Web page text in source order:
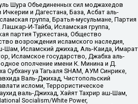
Шура Объединенных сил моджахедов
и Дагестана, База, Асбат аль-
группа, Братья-мусульмане, Партия
И-Тайба, Исламская группа,
партия Туркестана, Общество
возрождения исламского наследия,
Шам, Исламский джихад, Аль-Каида, Имарат
Исламское государство, Джабха аль-
ополчение имени К. Минина и Д.
Субхану уа Тагьаля SHAM, АУМ Синрике,
Валь-Джихад, Чистопольский
исломи, Террористическое
валь-Джихад, Хайят Тахрир аш-Шам,
Socialism/White Power,